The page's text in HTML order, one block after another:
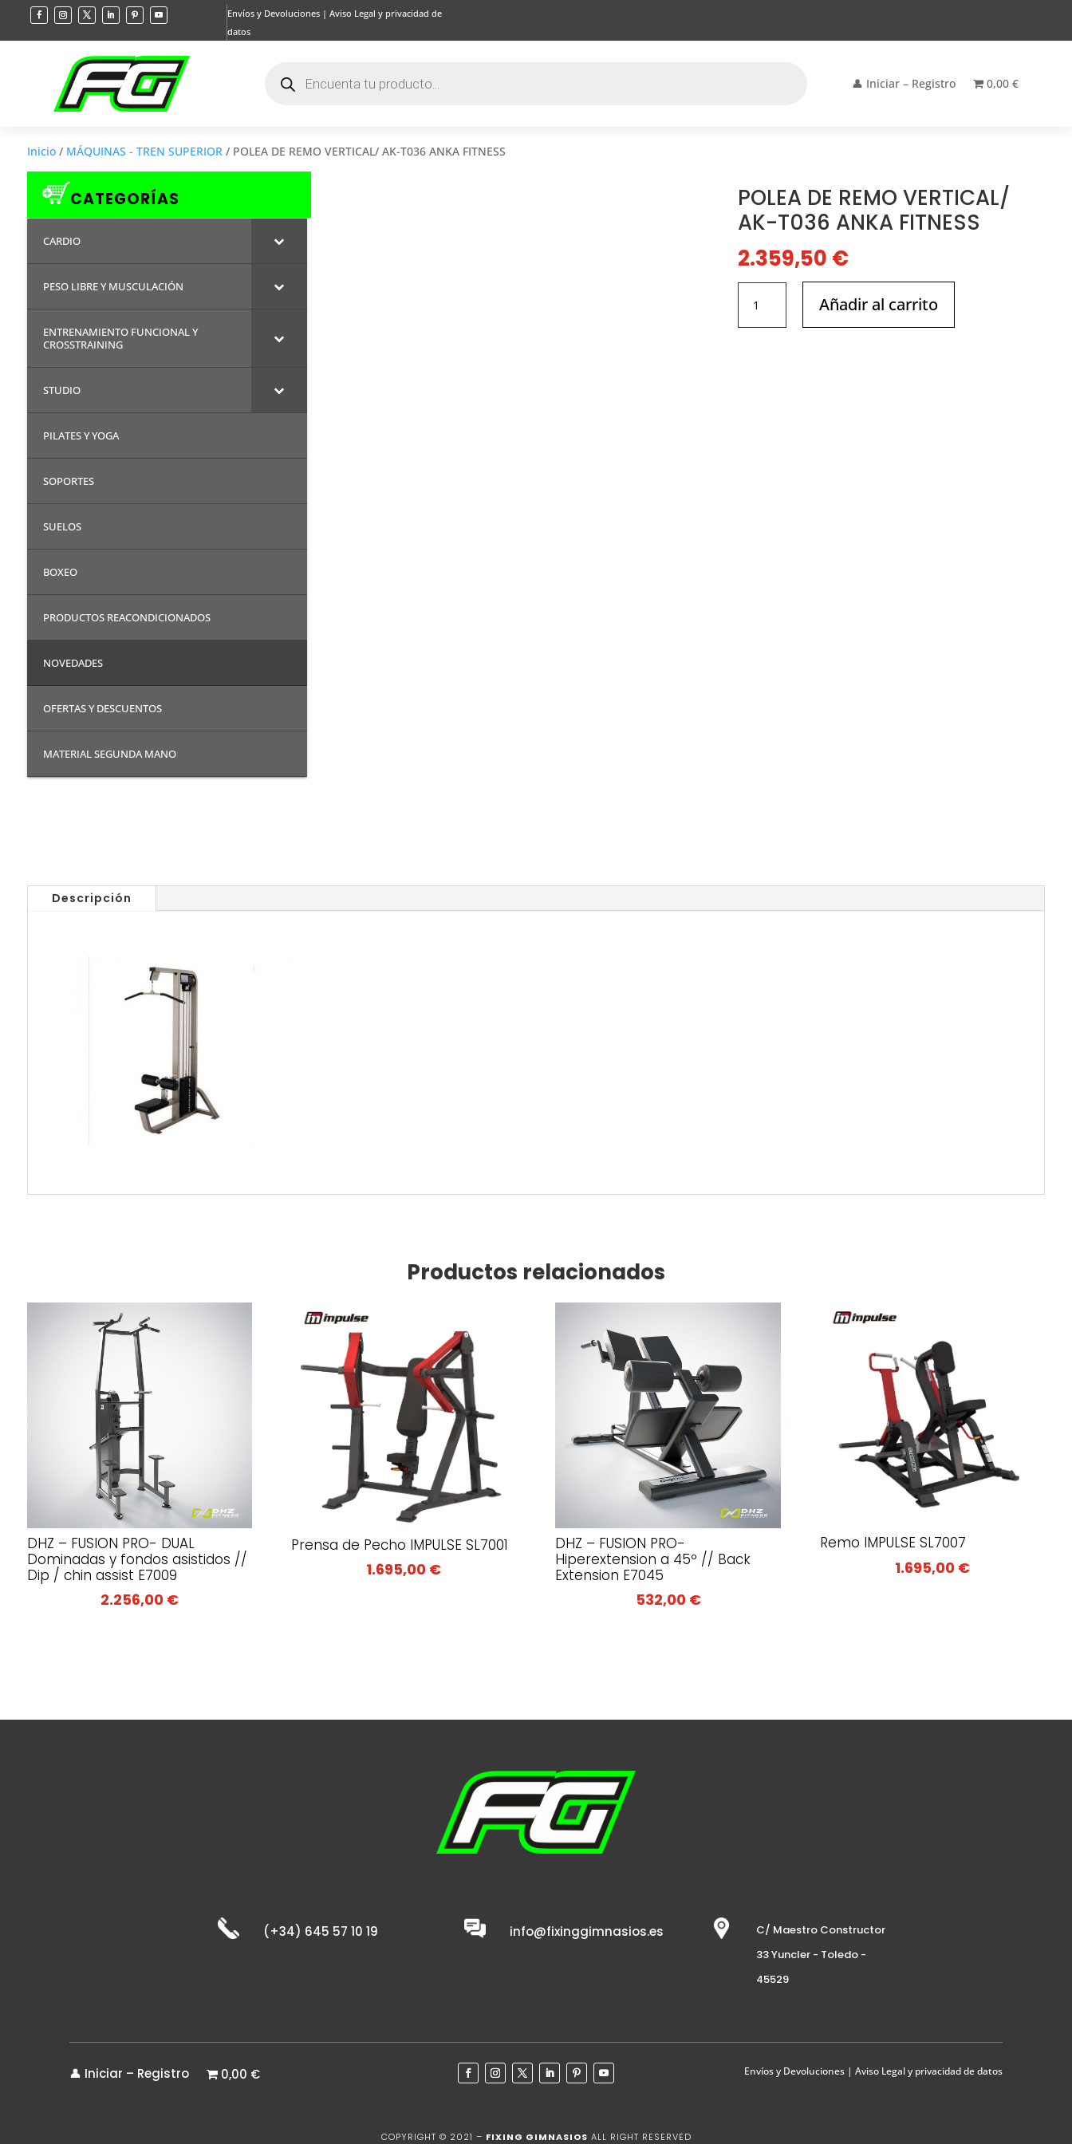
Envíos y Devoluciones| Aviso Legal y privacidad de
datos
productos 👤 Iniciar – Registro 0,00 €
Inicio/ MÁQUINAS - TREN SUPERIOR/ POLEA DE REMO VERTICAL/ AK-T036 ANKA FITNESS
CATEGORÍAS
CARDIO
PESO LIBRE Y MUSCULACIÓN
ENTRENAMIENTO FUNCIONAL Y
CROSSTRAINING
STUDIO
PILATES Y YOGA
SOPORTES
SUELOS
BOXEO
PRODUCTOS REACONDICIONADOS
NOVEDADES
OFERTAS Y DESCUENTOS
MATERIAL SEGUNDA MANO
POLEA DE REMO VERTICAL/
AK-T036 ANKA FITNESS
2.359,50 €
REMO
Añadir al carrito
Descripción
Productos relacionados
DHZ – FUSION PRO- DUAL
Dominadas y fondos asistidos //
Dip / chin assist E7009
2.256,00 €
Prensa de Pecho IMPULSE SL7001
1.695,00 €
DHZ – FUSION PRO-
Hiperextension a 45º // Back
Extension E7045
532,00 €
Remo IMPULSE SL7007
1.695,00 €
(+34) 645 57 10 19 info@fixinggimnasios.es
C/ Maestro Constructor
33 Yuncler - Toledo -
45529
👤 Iniciar – Registro 0,00 € Envíos y Devoluciones| Aviso Legal y privacidad de datos
COPYRIGHT © 2021 – FIXING GIMNASIOS ALL RIGHT RESERVED